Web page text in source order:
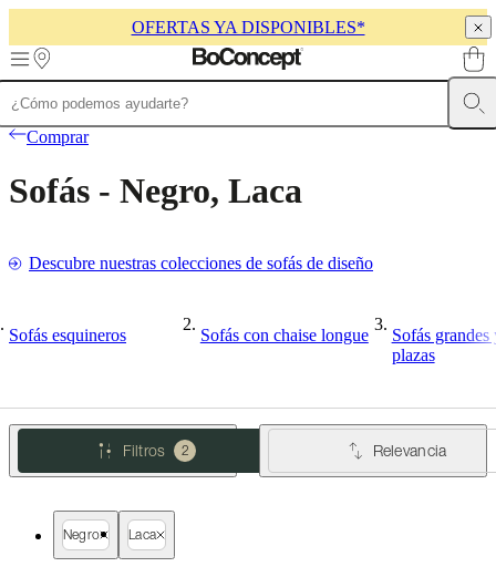
OFERTAS YA DISPONIBLES*
Skip to main content
MueblesSofás Lámparas
Colecciones
de
sillas
Butacas
ColeccionesBeds
almacenamientoColecciones
tejidos
y
de
Espacios
Comprar
Sofás - Negro, Laca
Descubre nuestras colecciones de sofás de diseño
Sofás esquineros Sofás con chaise longue
Sofás grandes
plazas
Filtros 2 Relevancia
Negro Laca